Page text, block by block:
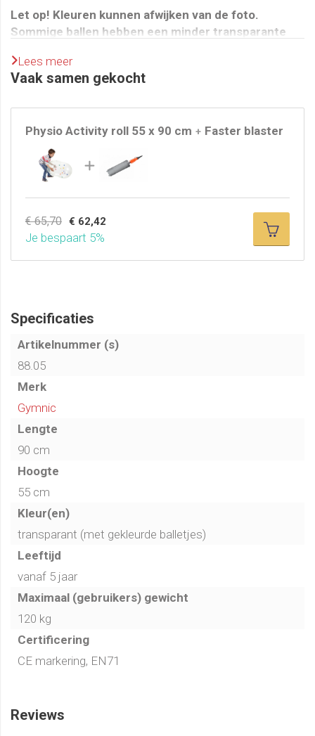
Let op! Kleuren kunnen afwijken van de foto.
Sommige ballen hebben een minder transparante
Lees meer
Vaak samen gekocht
Physio Activity roll 55 x 90 cm + Faster blaster
€ 65,70 € 62,42
Je bespaart 5%
Specificaties
Artikelnummer (s)
88.05
Merk
Gymnic
Lengte
90 cm
Hoogte
55 cm
Kleur(en)
transparant (met gekleurde balletjes)
Leeftijd
vanaf 5 jaar
Maximaal (gebruikers) gewicht
120 kg
Certificering
CE markering, EN71
Reviews